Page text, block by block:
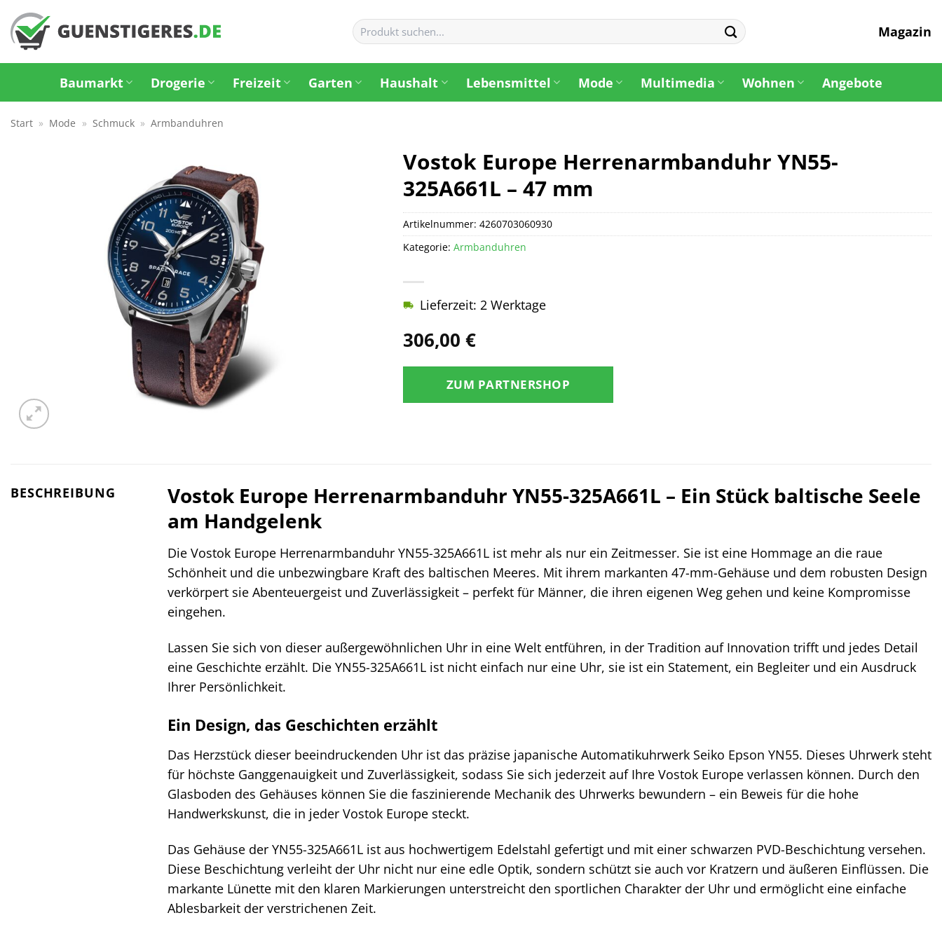
Zum
Inhalt
springen
Suchen
nach:
Magazin
Baumarkt Drogerie Freizeit Garten Haushalt Lebensmittel Mode Multimedia Wohnen Angebote
Start » Mode » Schmuck » Armbanduhren
Vostok Europe Herrenarmbanduhr YN55-
325A661L – 47 mm
306,00 €
Lieferzeit: 2 Werktage
ZUM PARTNERSHOP
Artikelnummer: 4260703060930
Kategorie: Armbanduhren
BESCHREIBUNG
Vostok Europe Herrenarmbanduhr YN55-325A661L – Ein Stück baltische Seele
am Handgelenk
Die Vostok Europe Herrenarmbanduhr YN55-325A661L ist mehr als nur ein Zeitmesser. Sie ist eine Hommage an die raue
Schönheit und die unbezwingbare Kraft des baltischen Meeres. Mit ihrem markanten 47-mm-Gehäuse und dem robusten Design
verkörpert sie Abenteuergeist und Zuverlässigkeit – perfekt für Männer, die ihren eigenen Weg gehen und keine Kompromisse
eingehen.
Lassen Sie sich von dieser außergewöhnlichen Uhr in eine Welt entführen, in der Tradition auf Innovation trifft und jedes Detail
eine Geschichte erzählt. Die YN55-325A661L ist nicht einfach nur eine Uhr, sie ist ein Statement, ein Begleiter und ein Ausdruck
Ihrer Persönlichkeit.
Ein Design, das Geschichten erzählt
Das Herzstück dieser beeindruckenden Uhr ist das präzise japanische Automatikuhrwerk Seiko Epson YN55. Dieses Uhrwerk steht
für höchste Ganggenauigkeit und Zuverlässigkeit, sodass Sie sich jederzeit auf Ihre Vostok Europe verlassen können. Durch den
Glasboden des Gehäuses können Sie die faszinierende Mechanik des Uhrwerks bewundern – ein Beweis für die hohe
Handwerkskunst, die in jeder Vostok Europe steckt.
Das Gehäuse der YN55-325A661L ist aus hochwertigem Edelstahl gefertigt und mit einer schwarzen PVD-Beschichtung versehen.
Diese Beschichtung verleiht der Uhr nicht nur eine edle Optik, sondern schützt sie auch vor Kratzern und äußeren Einflüssen. Die
markante Lünette mit den klaren Markierungen unterstreicht den sportlichen Charakter der Uhr und ermöglicht eine einfache
Ablesbarkeit der verstrichenen Zeit.